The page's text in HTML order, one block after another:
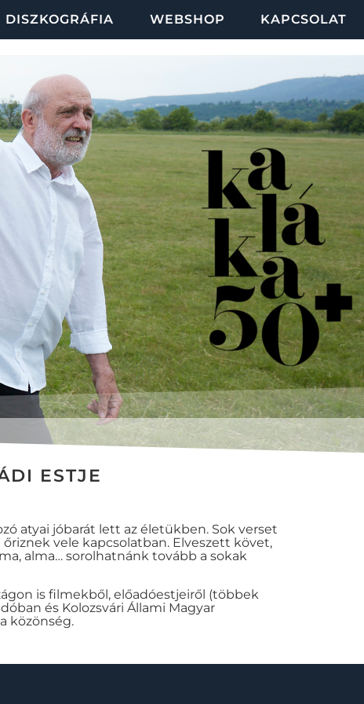
DISZKOGRÁFIA WEBSHOP KAPCSOLAT
ESTJE
atyai jóbarát lett az életükben. Sok verset
vele kapcsolatban. Elveszett követ,
alma… sorolhatnánk tovább a sokak
is filmekből, előadóestjeiről (többek
és Kolozsvári Állami Magyar
közönség.